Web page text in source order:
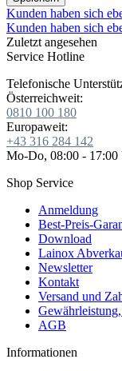
Kunden haben sich
Kunden haben sich
Zuletzt angesehen
Service Hotline
Telefonische
Österreichweit:
0810 100 180
Europaweit:
+43 316 284 142
Mo-Do, 08:00 - 17:00
Shop Service
Anmeldung
Best-Preis-
Download
Lainox
Newsletter
Kontakt
Versand und
AGB
Informationen